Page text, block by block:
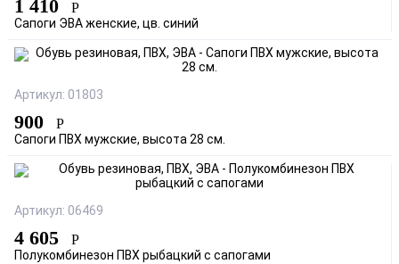
1 410 Р
Сапоги ЭВА женские, цв. синий
Артикул: 01803
900 Р
Сапоги ПВХ мужские, высота 28 см.
Артикул: 06469
4 605 Р
Полукомбинезон ПВХ рыбацкий с сапогами